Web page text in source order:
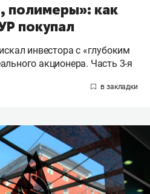
полимеры»: как
покупал
инвестора с «глубоким
акционера. Часть 3-я